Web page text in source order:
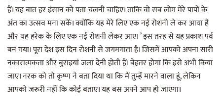
हैं। यह बात हर इंसान को पता चलनी चाहिए। ताकि वो सब लोग मेरे पापों के
अंत का उत्सव मना सकें। क्योंकि यह मेरे लिए एक नई रोशनी ले कर आया है
और यह हरेक के लिए एक नई रोशनी लेकर आए। ’ इस तरह से यह प्रकाश पर्व
बन गया। पूरा देश इस दिन रोशनी से जगमगाता है। जिसमें आपको अपना सारी
नकारात्मकता और बुराइयां जला देनी होती हैं। बेहतर होगा कि इसे अभी किया
जाए। नरक को तो कृष्ण ने बता दिया था कि मैं तुम्हें मारने वाला हूं, लेकिन
आपको जरूरी नहीं कि कोई बताए। यह बस अपने आप हो जाएगा।